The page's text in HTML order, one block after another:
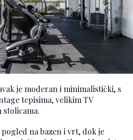
je moderan i minimalistički, s
tepisima, velikim TV
na bazen i vrt, dok je